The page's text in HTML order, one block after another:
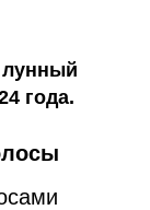
лунный
года.